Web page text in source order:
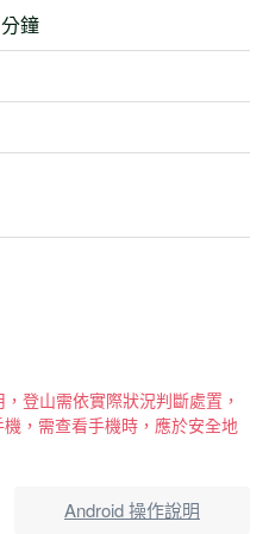
鐘
登山需依實際狀況判斷處置，
，需查看手機時，應於安全地
Android 操作說明